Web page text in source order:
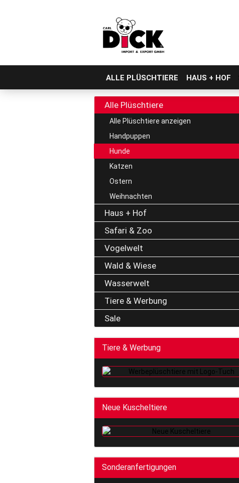
ALLE PLÜSCHTIERE HAUS + HOF
Alle Plüschtiere
Alle Plüschtiere anzeigen
Handpuppen
Hunde
Katzen
Ostern
Weihnachten
Haus + Hof
Safari & Zoo
Vogelwelt
Wald & Wiese
Wasserwelt
Tiere & Werbung
Sale
Tiere & Werbung
Neue Kuscheltiere
Sonderanfertigungen